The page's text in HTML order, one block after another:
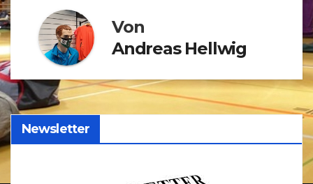
Von
Andreas Hellwig
Newsletter